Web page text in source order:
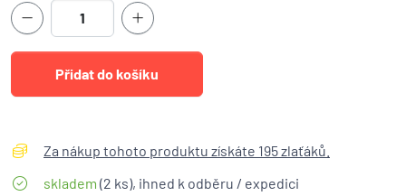
Za nákup tohoto produktu získáte 195 zlaťáků.
skladem (2 ks), ihned k odběru / expedici